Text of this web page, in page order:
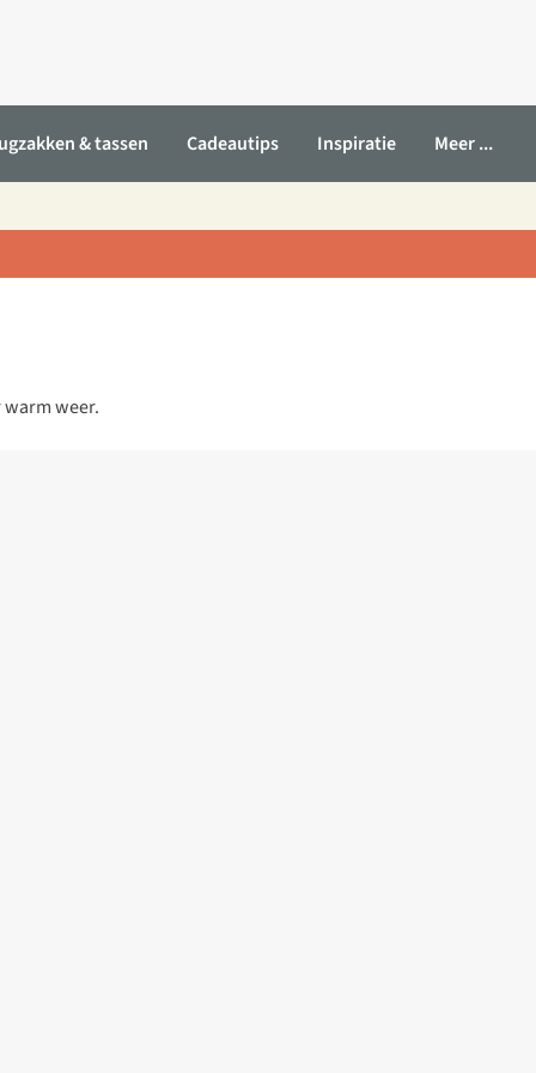
& tassen Cadeautips Inspiratie Meer ...
weer.